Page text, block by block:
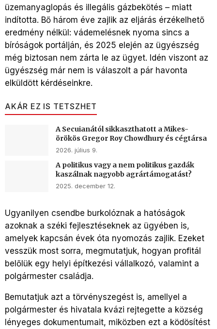
üzemanyaglopás és illegális gázbekötés – miatt
indította. Bő három éve zajlik az eljárás érzékelhető
eredmény nélkül: vádemelésnek nyoma sincs a
bíróságok portálján, és 2025 elején az ügyészség
még biztosan nem zárta le az ügyet. Idén viszont az
ügyészség már nem is válaszolt a pár havonta
elküldött kérdéseinkre.
AKÁR EZ IS TETSZHET
A Secuianától sikkaszthatott a Mikes-
örökös Gregor Roy Chowdhury és cégtársa
2026. július 9.
A politikus vagy a nem politikus gazdák
kaszálnak nagyobb agrártámogatást?
2025. december 12.
Ugyanilyen csendbe burkolóznak a hatóságok
azoknak a széki fejlesztéseknek az ügyében is,
amelyek kapcsán évek óta nyomozás zajlik. Ezeket
vesszük most sorra, megmutatjuk, hogyan profitál
belőlük egy helyi építkezési vállalkozó, valamint a
polgármester családja.
Bemutatjuk azt a törvényszegést is, amellyel a
polgármester és hivatala kvázi rejtegette a község
lényeges dokumentumait, miközben ezt a ködösítést